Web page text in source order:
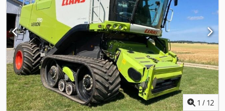
Maisausrüstung, Reversiereinrichtung, Rundumleuchte,
automatische Schneidwerksführung (Autocontour...),
Spreuverteiler, Schneidwerk, Verlustmessung, Hektarzähler, GPS
System (Empfänger), Abgasnachbehandlung / AdBlue,
Durchsatzregler, Siebkastenhangausgleich_____aktuell noch im
Einsatz maximal +50ha,Lagerort:Kunde Cjdszlv Dtjpfx Adkjrf
1 / 12